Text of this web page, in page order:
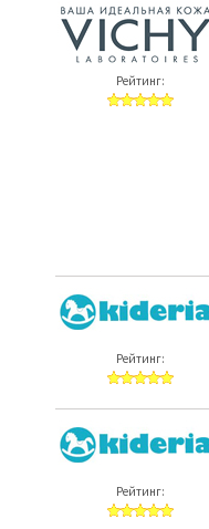
Рейтинг:
Рейтинг:
Рейтинг: